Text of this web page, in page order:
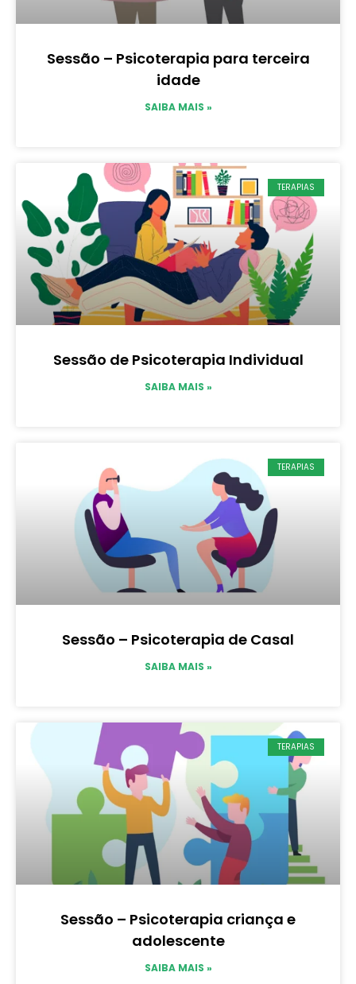
Sessão – Psicoterapia para terceira
idade
SAIBA MAIS »
TERAPIAS
Sessão de Psicoterapia Individual
SAIBA MAIS »
TERAPIAS
Sessão – Psicoterapia de Casal
SAIBA MAIS »
TERAPIAS
Sessão – Psicoterapia criança e
adolescente
SAIBA MAIS »